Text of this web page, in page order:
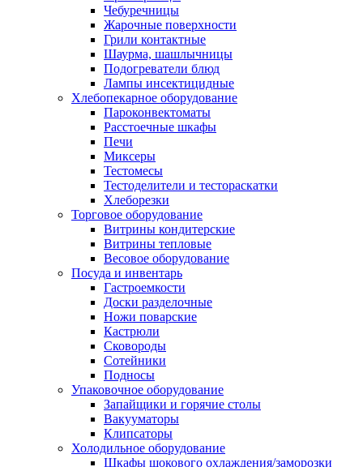
Чебуречницы
Жарочные поверхности
Грили контактные
Шаурма, шашлычницы
Подогреватели блюд
Лампы инсектицидные
Хлебопекарное оборудование
Пароконвектоматы
Расстоечные шкафы
Печи
Миксеры
Тестомесы
Тестоделители и тестораскатки
Хлеборезки
Торговое оборудование
Витрины кондитерские
Витрины тепловые
Весовое оборудование
Посуда и инвентарь
Гастроемкости
Доски разделочные
Ножи поварские
Кастрюли
Сковороды
Сотейники
Подносы
Упаковочное оборудование
Запайщики и горячие столы
Вакууматоры
Клипсаторы
Холодильное оборудование
Шкафы шокового охлаждения/заморозки